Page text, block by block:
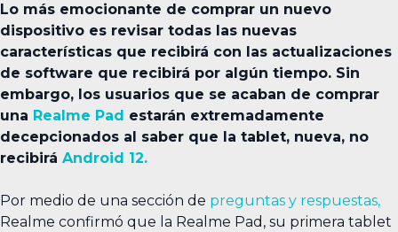
Lo más emocionante de comprar un nuevo
dispositivo es revisar todas las nuevas
características que recibirá con las actualizaciones
de software que recibirá por algún tiempo. Sin
embargo, los usuarios que se acaban de comprar
una Realme Pad estarán extremadamente
decepcionados al saber que la tablet, nueva, no
recibirá Android 12.
Por medio de una sección de preguntas y respuestas,
Realme confirmó que la Realme Pad, su primera tablet